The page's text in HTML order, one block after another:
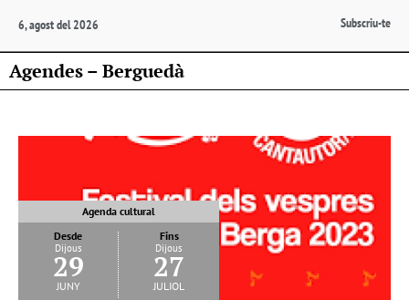
6, agost del 2026 Subscriu-te
Agendes – Berguedà
Agenda cultural
Desde
Dijous
29
juny
Fins
Dijous
27
juliol